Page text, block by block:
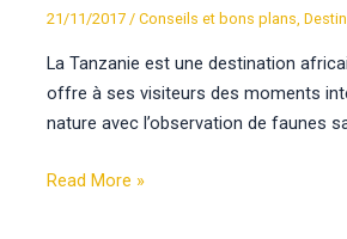
21/11/2017/Conseils et bons plans,
La Tanzanie est une destination
offre à ses visiteurs des moments
nature avec l’observation de faunes
Read More »